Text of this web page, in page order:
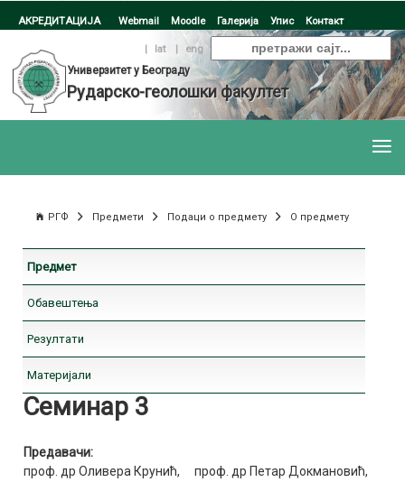
АКРЕДИТАЦИЈА Webmail Moodle Галерија Упис Контакт
| lat |
eng
Универзитет у Београду
Рударско-геолошки факултет
РГФ Предмети Подаци о предмету О предмету
Предмет
Обавештења
Резултати
Материјали
Семинар 3
Предавачи:
проф. др Оливера Крунић, проф. др Петар Докмановић,